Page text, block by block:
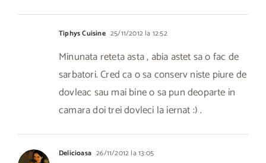
Tiphys Cuisine 25/11/2012 la 12:52
Minunata reteta asta , abia astet sa o fac de
sarbatori. Cred ca o sa conserv niste piure de
dovleac sau mai bine o sa pun deoparte in
camara doi trei dovleci la iernat :) .
Delicioasa 26/11/2012 la 13:05